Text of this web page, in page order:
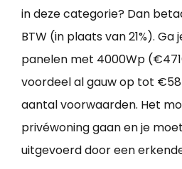
in deze categorie? Dan
BTW (in plaats van 21%). Ga
panelen met 4000Wp
voordeel al gauw op tot
aantal voorwaarden. Het
privéwoning gaan en je
uitgevoerd door een